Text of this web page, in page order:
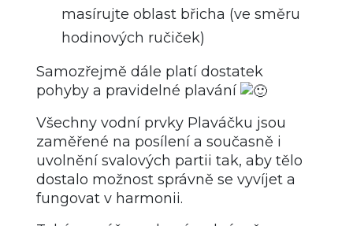
masírujte oblast břicha (ve směru
hodinových ručiček)
Samozřejmě dále platí dostatek
pohyby a pravidelné plavání
Všechny vodní prvky Plaváčku jsou
zaměřené na posílení a současně i
uvolnění svalových partii tak, aby tělo
dostalo možnost správně se vyvíjet a
fungovat v harmonii.